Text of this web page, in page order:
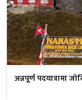
अन्नपूर्ण पदयात्रामा